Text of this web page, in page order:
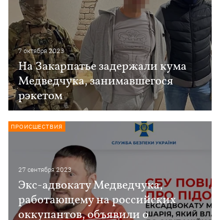
7 октября 2023
На Закарпатье задержали кума
Медведчука, занимавшегося
рэкетом
27 сентября 2023
Экс-адвокату Медведчука,
работающему на российских
оккупантов, объявили о
ПРОИСШЕСТВИЯ